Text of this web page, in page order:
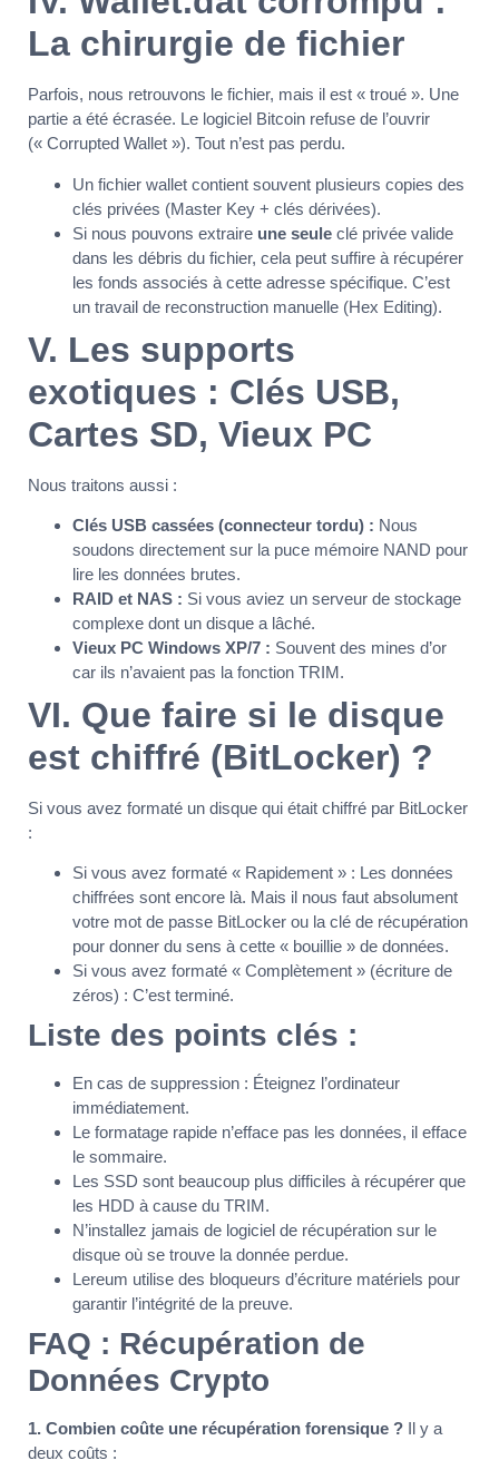
La chirurgie de fichier
Parfois, nous retrouvons le fichier, mais il est « troué ». Une
partie a été écrasée. Le logiciel Bitcoin refuse de l’ouvrir
(« Corrupted Wallet »). Tout n’est pas perdu.
Un fichier wallet contient souvent plusieurs copies des
clés privées (Master Key + clés dérivées).
Si nous pouvons extraire une seule clé privée valide
dans les débris du fichier, cela peut suffire à récupérer
les fonds associés à cette adresse spécifique. C’est
un travail de reconstruction manuelle (Hex Editing).
V. Les supports
exotiques : Clés USB,
Cartes SD, Vieux PC
Nous traitons aussi :
Clés USB cassées (connecteur tordu) : Nous
soudons directement sur la puce mémoire NAND pour
lire les données brutes.
RAID et NAS : Si vous aviez un serveur de stockage
complexe dont un disque a lâché.
Vieux PC Windows XP/7 : Souvent des mines d’or
car ils n’avaient pas la fonction TRIM.
VI. Que faire si le disque
est chiffré (BitLocker) ?
Si vous avez formaté un disque qui était chiffré par BitLocker
:
Si vous avez formaté « Rapidement » : Les données
chiffrées sont encore là. Mais il nous faut absolument
votre mot de passe BitLocker ou la clé de récupération
pour donner du sens à cette « bouillie » de données.
Si vous avez formaté « Complètement » (écriture de
zéros) : C’est terminé.
Liste des points clés :
En cas de suppression : Éteignez l’ordinateur
immédiatement.
Le formatage rapide n’efface pas les données, il efface
le sommaire.
Les SSD sont beaucoup plus difficiles à récupérer que
les HDD à cause du TRIM.
N’installez jamais de logiciel de récupération sur le
disque où se trouve la donnée perdue.
Lereum utilise des bloqueurs d’écriture matériels pour
garantir l’intégrité de la preuve.
FAQ : Récupération de
Données Crypto
1. Combien coûte une récupération forensique ? Il y a
deux coûts :